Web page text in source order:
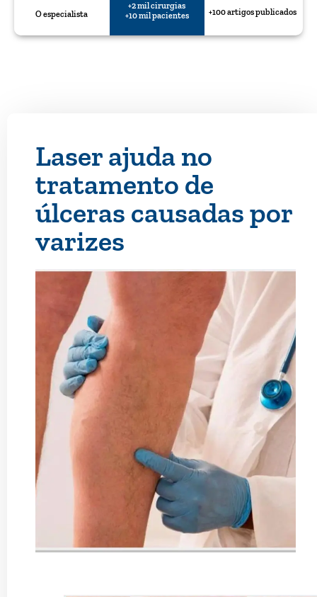
O especialista
+2 mil cirurgias
+10 mil pacientes
+100 artigos publicados
Laser ajuda no
tratamento de
úlceras causadas por
varizes